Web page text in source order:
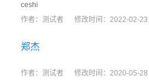
ceshi
作者：测试者
修改时间：2022-02-
郑杰
作者：测试者 修改时间：2020-05-